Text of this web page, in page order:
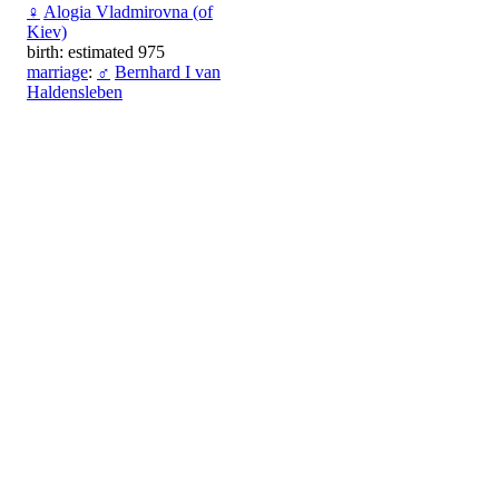
♀ Alogia Vladmirovna (of
Kiev)
birth: estimated 975
marriage: ♂ Bernhard I van
Haldensleben